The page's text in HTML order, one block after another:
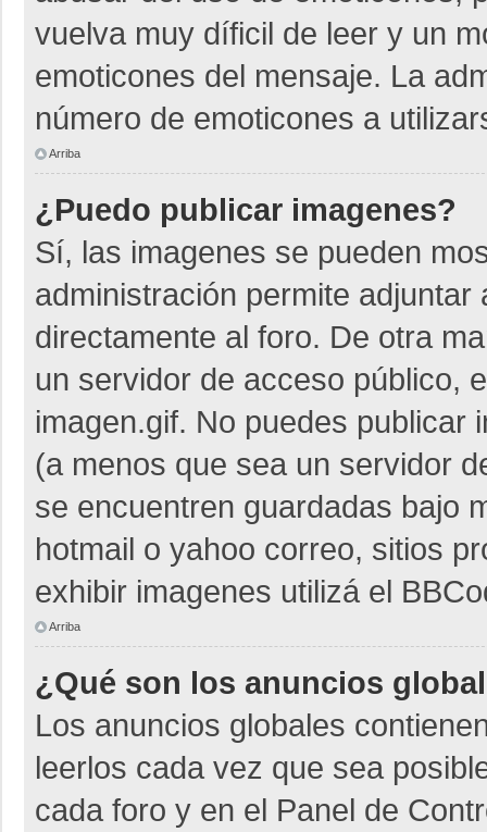
vuelva muy díficil de leer y un
emoticones del mensaje. La
número de emoticones a
Arriba
¿Puedo publicar imagenes?
Sí, las imagenes se pueden
administración permite
directamente al foro. De otra
un servidor de acceso público,
imagen.gif. No puedes publicar
(a menos que sea un servidor
se encuentren guardadas bajo
hotmail o yahoo correo, sitios
exhibir imagenes utilizá el
Arriba
¿Qué son los anuncios
Los anuncios globales
leerlos cada vez que sea
cada foro y en el Panel de